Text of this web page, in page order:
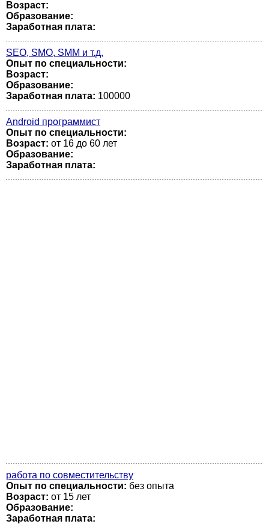
Возраст:
Образование:
Заработная плата:
SEO, SMO, SMM и т.д.
Опыт по специальности:
Возраст:
Образование:
Заработная плата: 100000
Android программист
Опыт по специальности:
Возраст: от 16 до 60 лет
Образование:
Заработная плата:
работа по совместительству
Опыт по специальности: без опыта
Возраст: от 15 лет
Образование:
Заработная плата: